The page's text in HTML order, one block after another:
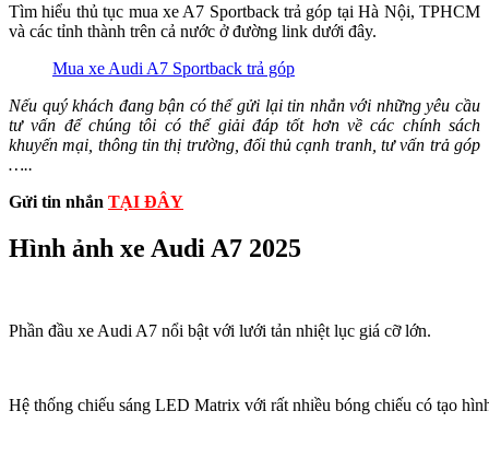
Tìm hiểu thủ tục mua xe A7 Sportback trả góp tại Hà Nội, TPHCM
và các tỉnh thành trên cả nước ở đường link dưới đây.
Mua xe Audi A7 Sportback trả góp
Nếu quý khách đang bận có thể gửi lại tin nhắn với những yêu cầu
tư vấn để chúng tôi có thể giải đáp tốt hơn về các chính sách
khuyến mại, thông tin thị trường, đối thủ cạnh tranh, tư vấn trả góp
…..
Gửi tin nhắn TẠI ĐÂY
Hình ảnh xe Audi A7 2025
Phần đầu xe Audi A7 nổi bật với lưới tản nhiệt lục giá cỡ lớn.
Hệ thống chiếu sáng LED Matrix với rất nhiều bóng chiếu có tạo